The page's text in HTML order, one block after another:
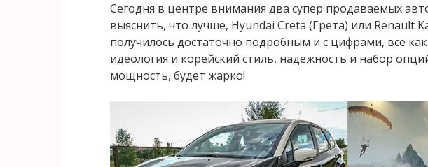
Сегодня в центре внимания два супер продаваемых
выяснить, что лучше, Hyundai Creta (Грета) или Renault
получилось достаточно подробным и с цифрами, всё
идеология и корейский стиль, надежность и набор
мощность, будет жарко!